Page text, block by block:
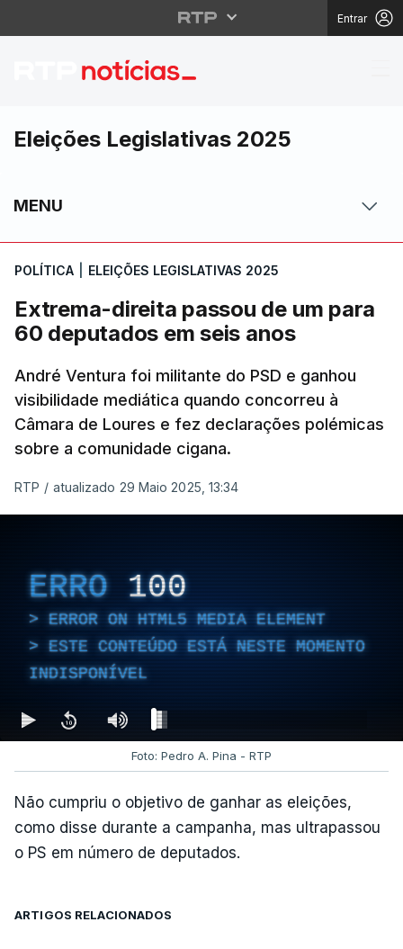
Entrar
Extrema-direita
Eleições Legislativas 2025
MENU
POLÍTICA ELEIÇÕES LEGISLATIVAS 2025
Extrema-direita passou de um para
60 deputados em seis anos
André Ventura foi militante do PSD e ganhou
visibilidade mediática quando concorreu à
Câmara de Loures e fez declarações polémicas
sobre a comunidade cigana.
RTP / atualizado 29 Maio 2025, 13:34
ERRO 100
ERROR ON HTML5 MEDIA ELEMENT
ESTE CONTEÚDO ESTÁ NESTE MOMENTO
INDISPONÍVEL
Foto: Pedro A. Pina - RTP
Não cumpriu o objetivo de ganhar as eleições,
como disse durante a campanha, mas ultrapassou
o PS em número de deputados.
ARTIGOS RELACIONADOS